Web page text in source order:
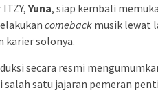
Yuna, siap kembali
comeback musik lewat
karier solonya.
secara resmi
salah satu jajaran pemeran